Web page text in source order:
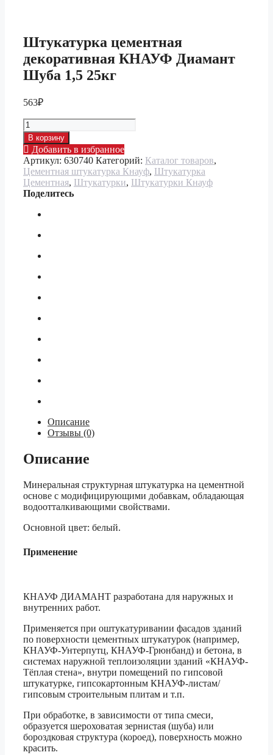
Штукатурка цементная
декоративная КНАУФ Диамант
Шуба 1,5 25кг
563₽
Количество
товара
Штукатурка
цементная
декоративная
КНАУФ
Диамант
Шуба
В корзину
Добавить в избранное
Артикул: 630740 Категорий: Каталог товаров,
Цементная штукатурка Кнауф, Штукатурка
Цементная, Штукатурки, Штукатурки Кнауф
Поделитесь
Описание
Отзывы (0)
Описание
Минеральная структурная штукатурка на цементной
основе с модифицирующими добавкам, обладающая
водоотталкивающими свойствами.
Основной цвет: белый.
Применение
КНАУФ ДИАМАНТ разработана для наружных и
внутренних работ.
Применяется при оштукатуривании фасадов зданий
по поверхности цементных штукатурок (например,
КНАУФ-Унтерпутц, КНАУФ-Грюнбанд) и бетона, в
системах наружной теплоизоляции зданий «КНАУФ-
Тёплая стена», внутри помещений по гипсовой
штукатурке, гипсокартонным КНАУФ-листам/
гипсовым строительным плитам и т.п.
При обработке, в зависимости от типа смеси,
образуется шероховатая зернистая (шуба) или
бороздковая структура (короед), поверхность можно
красить.